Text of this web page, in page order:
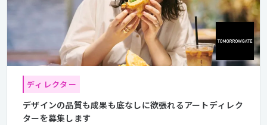
ディレクター
デザインの品質も成果も底なしに欲張れるアートディレク
ターを募集します